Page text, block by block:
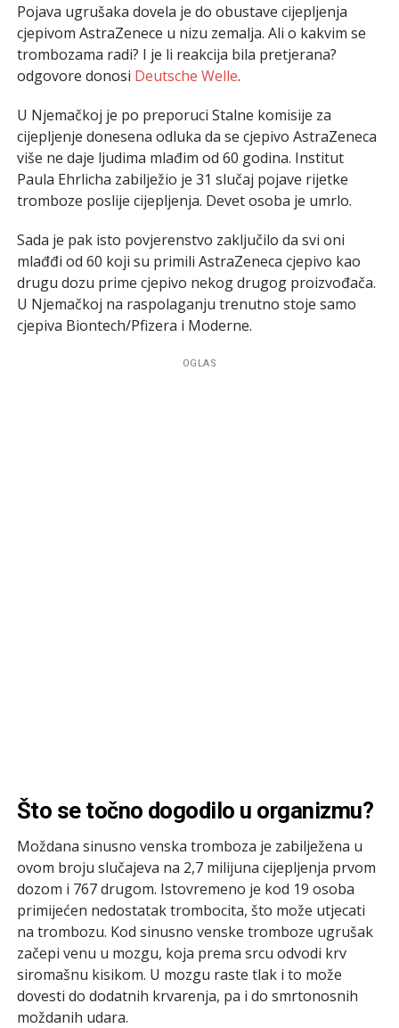
Pojava ugrušaka dovela je do obustave cijepljenja
cjepivom AstraZenece u nizu zemalja. Ali o kakvim se
trombozama radi? I je li reakcija bila pretjerana?
odgovore donosi Deutsche Welle.
U Njemačkoj je po preporuci Stalne komisije za
cijepljenje donesena odluka da se cjepivo AstraZeneca
više ne daje ljudima mlađim od 60 godina. Institut
Paula Ehrlicha zabilježio je 31 slučaj pojave rijetke
tromboze poslije cijepljenja. Devet osoba je umrlo.
Sada je pak isto povjerenstvo zaključilo da svi oni
mlađđi od 60 koji su primili AstraZeneca cjepivo kao
drugu dozu prime cjepivo nekog drugog proizvođača.
U Njemačkoj na raspolaganju trenutno stoje samo
cjepiva Biontech/Pfizera i Moderne.
OGLAS
Što se točno dogodilo u organizmu?
Moždana sinusno venska tromboza je zabilježena u
ovom broju slučajeva na 2,7 milijuna cijepljenja prvom
dozom i 767 drugom. Istovremeno je kod 19 osoba
primijećen nedostatak trombocita, što može utjecati
na trombozu. Kod sinusno venske tromboze ugrušak
začepi venu u mozgu, koja prema srcu odvodi krv
siromašnu kisikom. U mozgu raste tlak i to može
dovesti do dodatnih krvarenja, pa i do smrtonosnih
moždanih udara.